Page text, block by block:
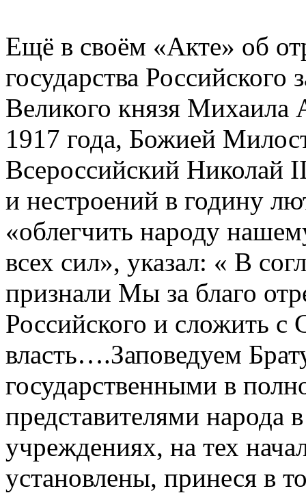
Ещё в своём «Акте» об
государства Российского
Великого князя Михаила
1917 года, Божией
Всероссийский Николай
и нестроений в годину
«облегчить народу
всех сил», указал: « В
признали Мы за благо
Российского и сложить с
власть….Заповедуем
государственными в
представителями народа
учреждениях, на тех
установлены, принеся в